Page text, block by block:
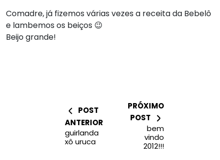
Comadre, já fizemos várias vezes a receita da Bebelô
e lambemos os beiços 😉
Beijo grande!
POST
ANTERIOR
guirlanda
xô uruca
PRÓXIMO
POST
bem
vindo
2012!!!